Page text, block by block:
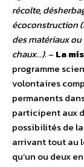
récolte,
écoconstruction
des matériaux
chaux…).– La
programme
volontaires
permanents
participent aux
possibilités de
arrivant tout au
qu’un ou deux